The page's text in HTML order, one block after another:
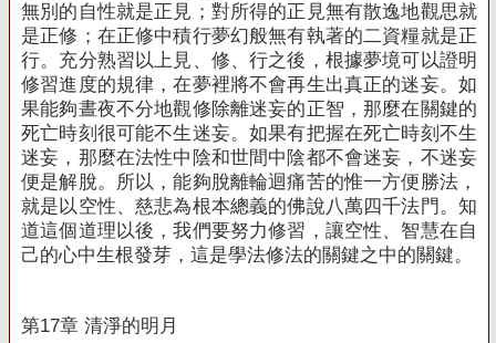
無別的自性就是正見；對所得的正見無有散逸地觀思就
是正修；在正修中積行夢幻般無有執著的二資糧就是正
行。充分熟習以上見、修、行之後，根據夢境可以證明
修習進度的規律，在夢裡將不會再生出真正的迷妄。如
果能夠晝夜不分地觀修除離迷妄的正智，那麼在關鍵的
死亡時刻很可能不生迷妄。如果有把握在死亡時刻不生
迷妄，那麼在法性中陰和世間中陰都不會迷妄，不迷妄
便是解脫。所以，能夠脫離輪迴痛苦的惟一方便勝法，
就是以空性、慈悲為根本總義的佛說八萬四千法門。知
道這個道理以後，我們要努力修習，讓空性、智慧在自
己的心中生根發芽，這是學法修法的關鍵之中的關鍵。
第17章 清淨的明月